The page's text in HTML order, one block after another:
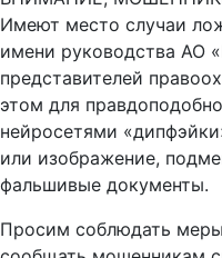
Имеют место случаи
имени руководства АО
представителей
этом для
нейросетями
или изображение,
фальшивые документы.
Просим соблюдать